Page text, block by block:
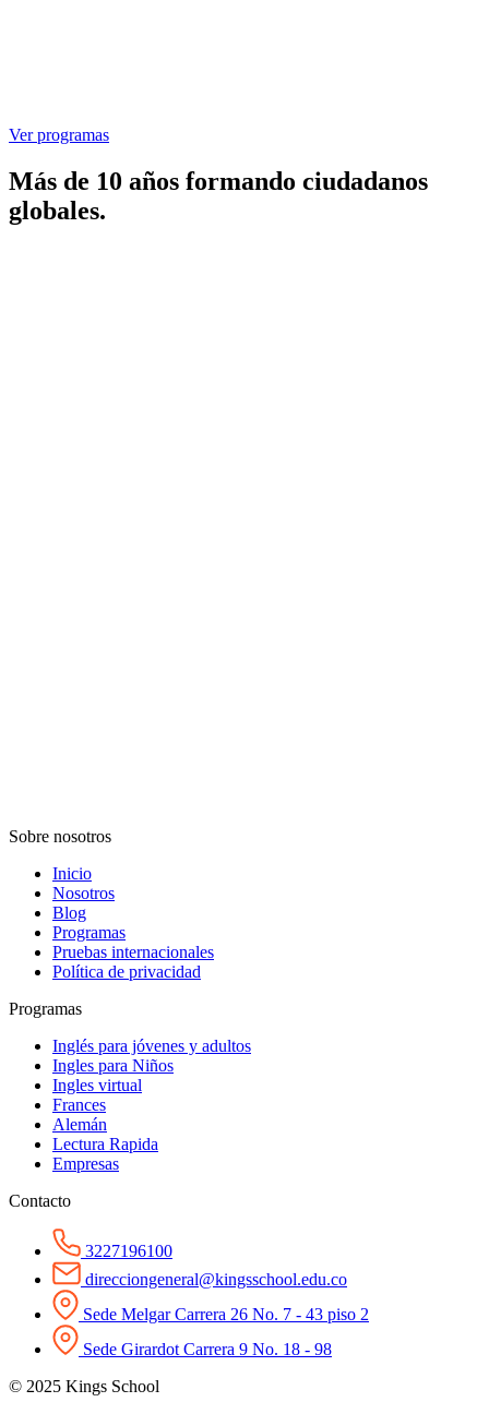
Ver programas
Más de 10 años formando ciudadanos
globales.
Sobre nosotros
Inicio
Nosotros
Blog
Programas
Pruebas internacionales
Política de privacidad
Programas
Inglés para jóvenes y adultos
Ingles para Niños
Ingles virtual
Frances
Alemán
Lectura Rapida
Empresas
Contacto
3227196100
direcciongeneral@kingsschool.edu.co
Sede Melgar Carrera 26 No. 7 - 43 piso 2
Sede Girardot Carrera 9 No. 18 - 98
© 2025 Kings School